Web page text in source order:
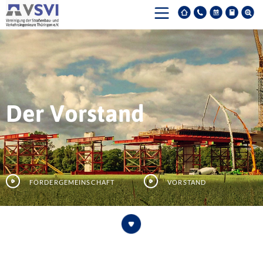
Der Vorstand
Fördergemeinschaft Vorstand